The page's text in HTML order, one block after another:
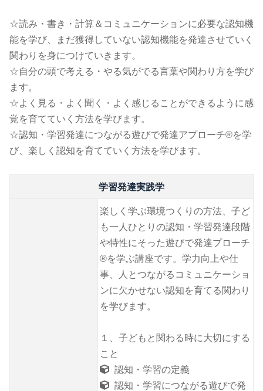
☆読み・書き・計算＆コミュニケーションに必要な認知機
能を学び、まだ獲得していない認知機能を発達させていく
関わりを身につけていきます。
☆自分の頭で考える・やる気がでる言葉や関わり方を学び
ます。
☆よく見る・よく聞く・よく感じることができるように感
覚を育てていく方法を学びます。
☆認知・学習発達につながる遊びで発達アプローチ®を学
び、楽しく認知を育てていく方法を学びます。
学習発達実践学
楽しく学ぶ環境つくりの方法、子ど
も一人ひとりの認知・学習発達段階
や特性にそった遊びで発達プローチ
®を学ぶ講座です。学力向上や仕
事、人とつながるコミュニケーショ
ンに欠かせない認知を育てる関わり
を学びます。
１、子どもと関わる時に大切にする
こと
認知・学習の定義
認知・学習につながる遊びで発